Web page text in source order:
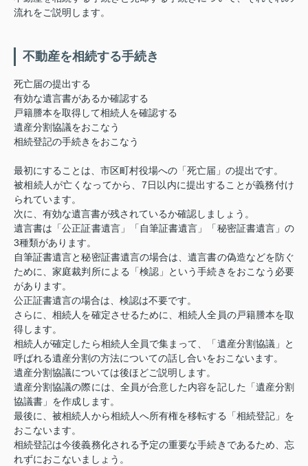
流れをご説明します。
不動産を相続する手続き
死亡届の提出する
有効な遺言書があるか確認する
戸籍謄本を取得して相続人を確認する
遺産分割協議をおこなう
相続登記の手続きをおこなう
最初にすることは、市区町村役場への「死亡届」の提出です。
被相続人が亡くなってから、7日以内に提出することが義務付け
られています。
次に、有効な遺言書が残されているか確認しましょう。
遺言書は「公正証書遺言」「自筆証書遺言」「秘密証書遺言」の
3種類があります。
自筆証書遺言と秘密証書遺言の場合は、遺言書の偽造などを防ぐ
ために、家庭裁判所による「検認」という手続きをおこなう必要
があります。
公正証書遺言の場合は、検認は不要です。
さらに、相続人を確定させるために、相続人全員の戸籍謄本を取
得します。
相続人が確定したら相続人全員で集まって、「遺産分割協議」と
呼ばれる遺産分割の方法についての話し合いをおこないます。
遺産分割協議については後ほどご説明します。
遺産分割協議の際には、全員が合意した内容を記した「遺産分割
協議書」を作成します。
最後に、被相続人から相続人へ所有権を移転する「相続登記」を
おこないます。
相続登記は今後義務化される予定の重要な手続きであるため、忘
れずにおこないましょう。